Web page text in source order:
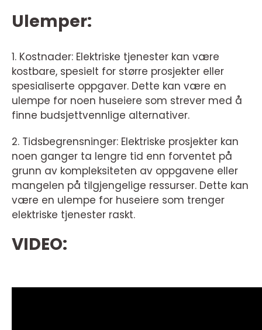
Ulemper:
1. Kostnader: Elektriske tjenester kan være
kostbare, spesielt for større prosjekter eller
spesialiserte oppgaver. Dette kan være en
ulempe for noen huseiere som strever med å
finne budsjettvennlige alternativer.
2. Tidsbegrensninger: Elektriske prosjekter kan
noen ganger ta lengre tid enn forventet på
grunn av kompleksiteten av oppgavene eller
mangelen på tilgjengelige ressurser. Dette kan
være en ulempe for huseiere som trenger
elektriske tjenester raskt.
VIDEO: